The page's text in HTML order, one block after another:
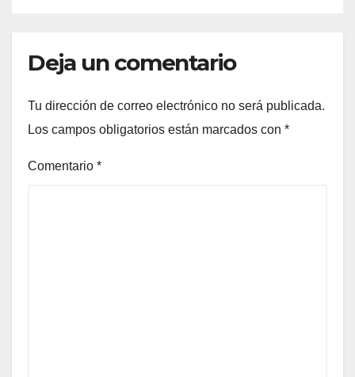
Deja un comentario
Tu dirección de correo electrónico no será publicada.
Los campos obligatorios están marcados con *
Comentario *